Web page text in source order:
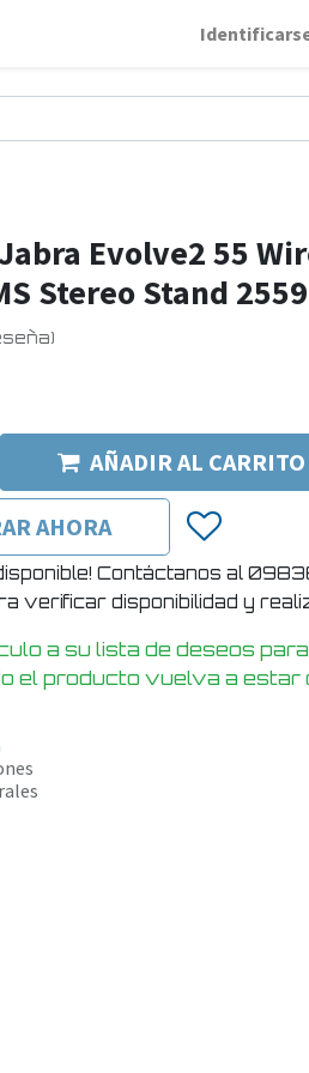
Evolve2 55
Stereo Stand
AÑADIR AL CARRITO
AHORA
Contáctanos al
verificar disponibilidad y
a su lista de deseos
el producto vuelva a estar